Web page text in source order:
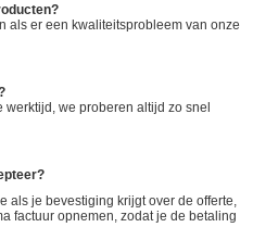
als er een kwaliteitsprobleem van onze
we proberen altijd zo snel
als je bevestiging krijgt over de offerte,
factuur opnemen, zodat je de betaling